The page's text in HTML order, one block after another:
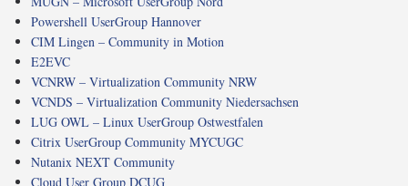
Powershell UserGroup Hannover
CIM Lingen – Community in Motion
E2EVC
VCNRW – Virtualization Community NRW
VCNDS – Virtualization Community Niedersachsen
LUG OWL – Linux UserGroup Ostwestfalen
Citrix UserGroup Community MYCUGC
Nutanix NEXT Community
Cloud User Group DCUG